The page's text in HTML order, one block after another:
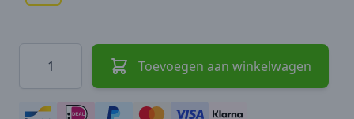
Hoeveelheid
Toevoegen aan winkelwagen